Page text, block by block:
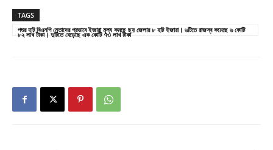
TAGS
পশুর হাট বিএনপি নেতাদের প্রভাবে ইজারা মূল্য কমছে ছয় জেলার ৮ হাট ইজারা। ৬টিতে রাজস্ব কমেছে ৬ কোটি
৮২ লাখ টাকা। দুটিতে বেড়েছে এক কোটি ৭৩ লাখ টাকা